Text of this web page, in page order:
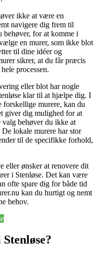
ikke at være en
navigere dig frem til
behøver, for at komme i
en murer, som ikke blot
til dine idéer og
sikrer, at du får præcis
processen.
eller blot har nogle
klar til at hjælpe dig. I
forskellige murere, kan du
giver dig mulighed for at
behøver du ikke at
lokale murere har stor
til de specifikke forhold,
eller ønsker at renovere dit
i Stenløse. Det kan være
ofte spare dig for både tid
kan du hurtigt og nemt
behov.